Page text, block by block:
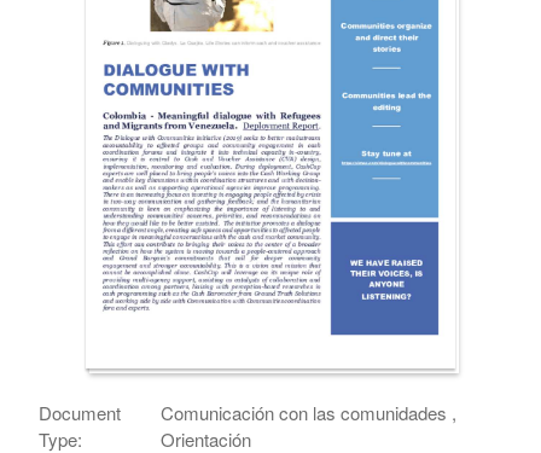
Document
Type:
Comunicación con las comunidades ,
Orientación